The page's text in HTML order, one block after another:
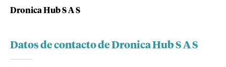
Dronica Hub S A S
Datos de contacto de Dronica Hub S A S